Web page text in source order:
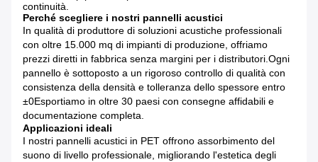
continuità.
Perché scegliere i nostri pannelli acustici
In qualità di produttore di soluzioni acustiche professionali
con oltre 15.000 mq di impianti di produzione, offriamo
prezzi diretti in fabbrica senza margini per i distributori.Ogni
pannello è sottoposto a un rigoroso controllo di qualità con
consistenza della densità e tolleranza dello spessore entro
±0Esportiamo in oltre 30 paesi con consegne affidabili e
documentazione completa.
Applicazioni ideali
I nostri pannelli acustici in PET offrono assorbimento del
suono di livello professionale, migliorando l'estetica degli